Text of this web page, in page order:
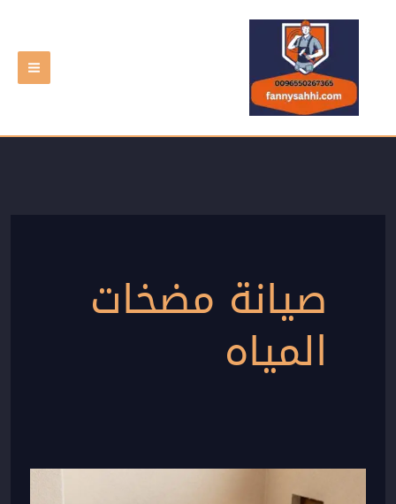
تخطي
المحتوى
صيانة مضخات
المياه